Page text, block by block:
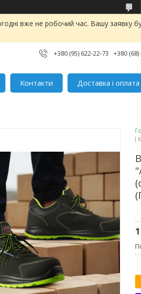
вже не робочий час. Вашу
+380 (95) 622-22-73 +380
Контакти Доставка і оплата